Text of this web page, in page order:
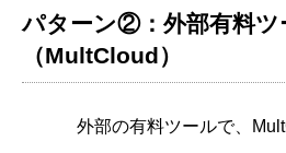
パターン②：外部有料ツ
（MultCloud）
外部の有料ツールで、